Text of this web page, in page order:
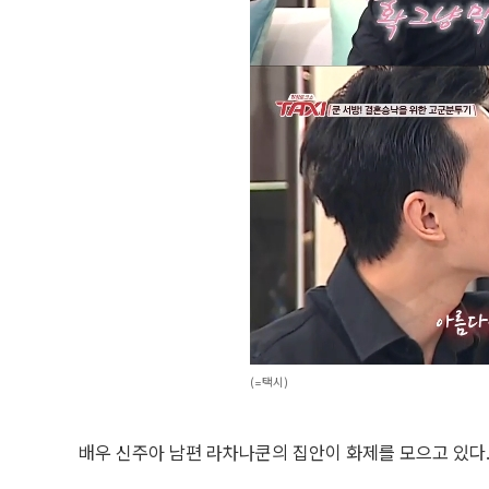
(=택시)
배우 신주아 남편 라차나쿤의 집안이 화제를 모으고 있다.